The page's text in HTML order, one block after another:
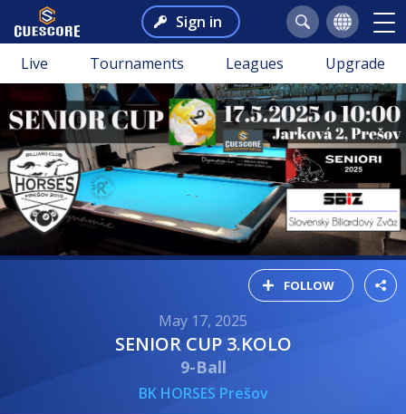
Sign in
Live Tournaments Leagues Upgrade
FOLLOW
May 17, 2025
SENIOR CUP 3.KOLO
9-Ball
BK HORSES Prešov